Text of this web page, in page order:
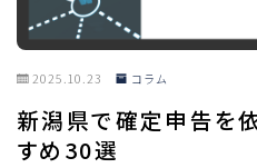
2025.10.23 コラム
新潟県で確定申告を
すめ30選